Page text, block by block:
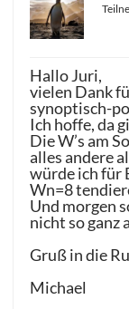
Hallo Juri,
vielen Dank
synoptisch-
Ich hoffe, da
Die W’s am
alles andere
würde ich für
Wn=8
Und morgen
nicht so ganz
Gruß in die
Michael